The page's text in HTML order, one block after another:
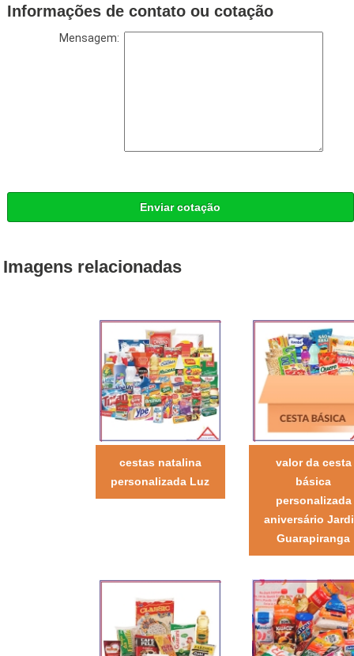
Informações de contato ou cotação
Mensagem:
Enviar cotação
Imagens relacionadas
cestas natalina
personalizada Luz
valor da cesta
básica
personalizada
aniversário
Guarapiranga